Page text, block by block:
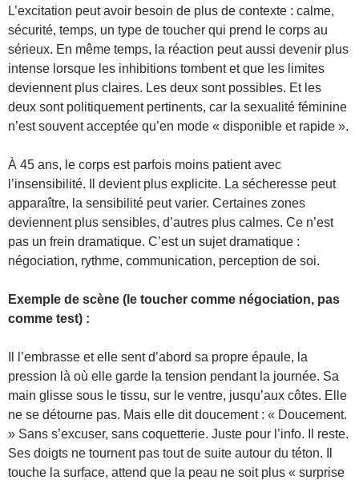
L’excitation peut avoir besoin de plus de contexte : calme,
sécurité, temps, un type de toucher qui prend le corps au
sérieux. En même temps, la réaction peut aussi devenir plus
intense lorsque les inhibitions tombent et que les limites
deviennent plus claires. Les deux sont possibles. Et les
deux sont politiquement pertinents, car la sexualité féminine
n’est souvent acceptée qu’en mode « disponible et rapide ».
À 45 ans, le corps est parfois moins patient avec
l’insensibilité. Il devient plus explicite. La sécheresse peut
apparaître, la sensibilité peut varier. Certaines zones
deviennent plus sensibles, d’autres plus calmes. Ce n’est
pas un frein dramatique. C’est un sujet dramatique :
négociation, rythme, communication, perception de soi.
Exemple de scène (le toucher comme négociation, pas
comme test) :
Il l’embrasse et elle sent d’abord sa propre épaule, la
pression là où elle garde la tension pendant la journée. Sa
main glisse sous le tissu, sur le ventre, jusqu’aux côtes. Elle
ne se détourne pas. Mais elle dit doucement : « Doucement.
» Sans s’excuser, sans coquetterie. Juste pour l’info. Il reste.
Ses doigts ne tournent pas tout de suite autour du téton. Il
touche la surface, attend que la peau ne soit plus « surprise